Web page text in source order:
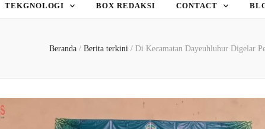
TEKGNOLOGI BOX REDAKSI CONTACT
Beranda / Berita terkini / Di Kecamatan Dayeuhluhur Digelar